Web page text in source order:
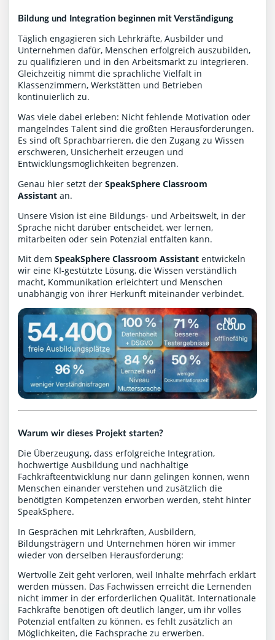
Bildung und Integration beginnen mit Verständigung
Täglich engagieren sich Lehrkräfte, Ausbilder und
Unternehmen dafür, Menschen erfolgreich auszubilden,
zu qualifizieren und in den Arbeitsmarkt zu integrieren.
Gleichzeitig nimmt die sprachliche Vielfalt in
Klassenzimmern, Werkstätten und Betrieben
kontinuierlich zu.
Was viele dabei erleben: Nicht fehlende Motivation oder
mangelndes Talent sind die größten Herausforderungen.
Es sind oft Sprachbarrieren, die den Zugang zu Wissen
erschweren, Unsicherheit erzeugen und
Entwicklungsmöglichkeiten begrenzen.
Genau hier setzt der SpeakSphere Classroom
Assistant an.
Unsere Vision ist eine Bildungs- und Arbeitswelt, in der
Sprache nicht darüber entscheidet, wer lernen,
mitarbeiten oder sein Potenzial entfalten kann.
Mit dem SpeakSphere Classroom Assistant entwickeln
wir eine KI-gestützte Lösung, die Wissen verständlich
macht, Kommunikation erleichtert und Menschen
unabhängig von ihrer Herkunft miteinander verbindet.
Warum wir dieses Projekt starten?
Die Überzeugung, dass erfolgreiche Integration,
hochwertige Ausbildung und nachhaltige
Fachkräfteentwicklung nur dann gelingen können, wenn
Menschen einander verstehen und zusätzlich die
benötigten Kompetenzen erworben werden, steht hinter
SpeakSphere.
In Gesprächen mit Lehrkräften, Ausbildern,
Bildungsträgern und Unternehmen hören wir immer
wieder von derselben Herausforderung:
Wertvolle Zeit geht verloren, weil Inhalte mehrfach erklärt
werden müssen. Das Fachwissen erreicht die Lernenden
nicht immer in der erforderlichen Qualität. Internationale
Fachkräfte benötigen oft deutlich länger, um ihr volles
Potenzial entfalten zu können. es fehlt zusätzlich an
Möglichkeiten, die Fachsprache zu erwerben.